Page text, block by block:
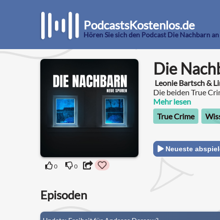
PodcastsKostenlos.de
Hören Sie sich den Podcast Die Nachbarn an
0 0
Die
Leonie Bartsch &
Die beiden True
Schütze begeben
der Frage nach, ob
rumläuft.
Mehr lesen
True Crime
Neueste
Episoden